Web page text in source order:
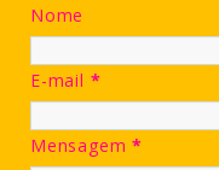
Nome
E-mail *
Mensagem*